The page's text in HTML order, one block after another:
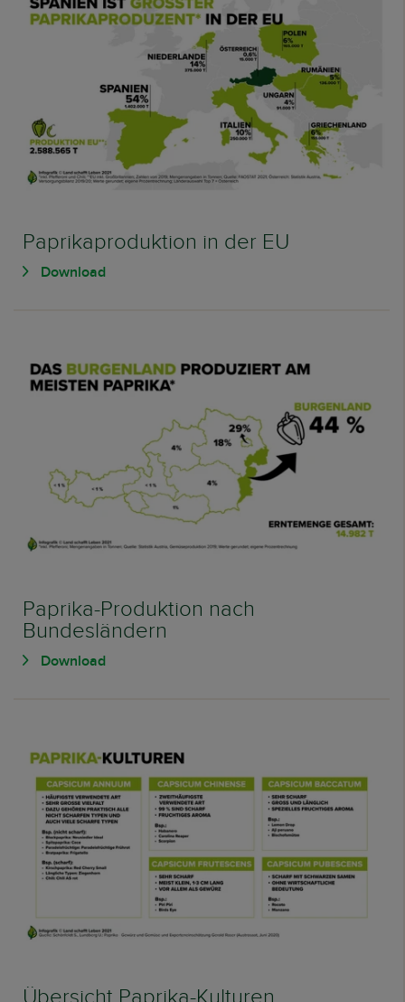
Paprikaproduktion in der EU
Download
Paprika-Produktion nach
Bundesländern
Download